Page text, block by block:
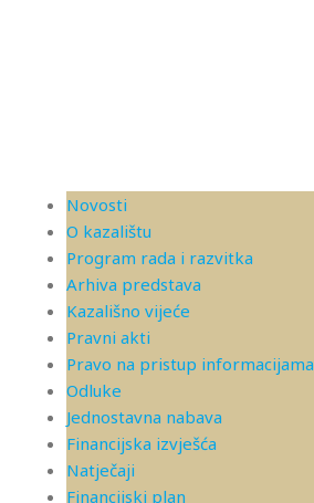
Novosti
O kazalištu
Program rada i razvitka
Arhiva predstava
Kazališno vijeće
Pravni akti
Pravo na pristup informacijama
Odluke
Jednostavna nabava
Financijska izvješća
Natječaji
Financijski plan